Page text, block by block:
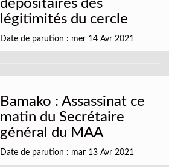
dépositaires des
légitimités du cercle
Date de parution : mer 14 Avr 2021
Bamako : Assassinat ce
matin du Secrétaire
général du MAA
Date de parution : mar 13 Avr 2021